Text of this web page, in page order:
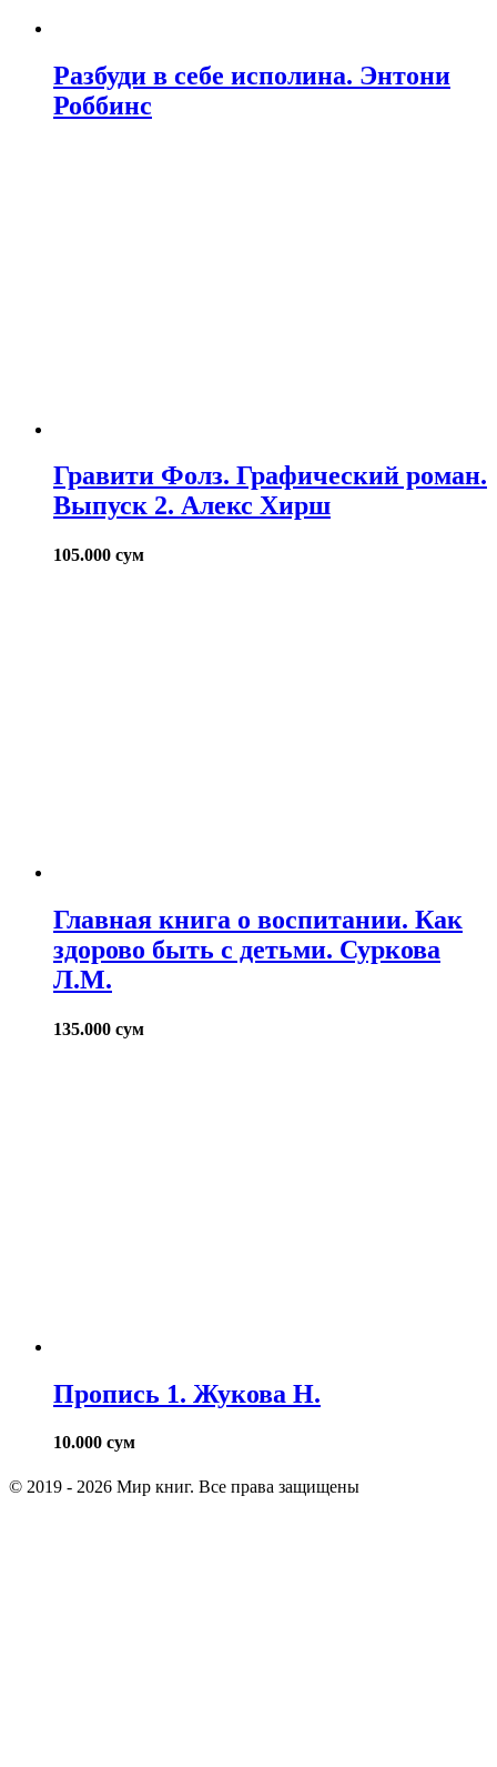
Разбуди в себе исполина. Энтони
Роббинс
Гравити Фолз. Графический роман.
Выпуск 2. Алекс Хирш
105.000 сум
Главная книга о воспитании. Как
здорово быть с детьми. Суркова
Л.М.
135.000 сум
Пропись 1. Жукова Н.
10.000 сум
© 2019 - 2026 Мир книг. Все права защищены